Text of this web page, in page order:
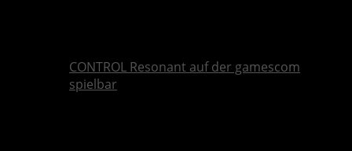
CONTROL Resonant auf der gamescom
spielbar